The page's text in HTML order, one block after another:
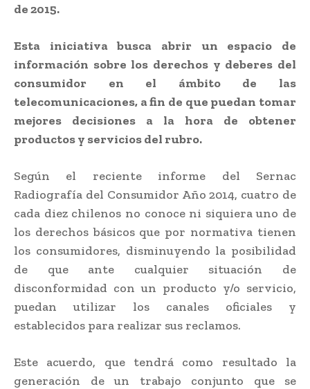
de 2015.
Esta iniciativa busca abrir un espacio de
información sobre los derechos y deberes del
consumidor en el ámbito de las
telecomunicaciones, a fin de que puedan tomar
mejores decisiones a la hora de obtener
productos y servicios del rubro.
Según el reciente informe del Sernac
Radiografía del Consumidor Año 2014, cuatro de
cada diez chilenos no conoce ni siquiera uno de
los derechos básicos que por normativa tienen
los consumidores, disminuyendo la posibilidad
de que ante cualquier situación de
disconformidad con un producto y/o servicio,
puedan utilizar los canales oficiales y
establecidos para realizar sus reclamos.
Este acuerdo, que tendrá como resultado la
generación de un trabajo conjunto que se